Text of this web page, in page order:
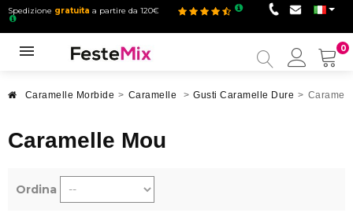
Spedizione gratuita a partire da 120€
0
mio
Caramelle Morbide > Caramelle > Gusti Caramelle Dure >
Caramelle Mou
Ordina